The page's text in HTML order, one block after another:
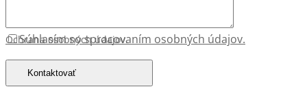
Súhlasím sospracovaním osobných údajov.
Ochrana osobných údajov.
Kontaktovať